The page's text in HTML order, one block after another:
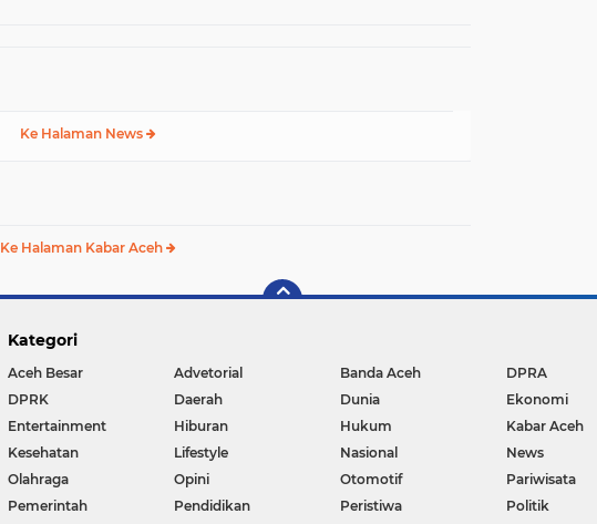
Ke Halaman News
Ke Halaman Kabar Aceh
Kategori
Aceh Besar Advetorial Banda Aceh
DPRA
DPRK
Daerah Dunia
Ekonomi
Entertainment
Hiburan Hukum
Kabar Aceh
Kesehatan
Lifestyle Nasional
News
Olahraga
Opini Otomotif
Pariwisata
Pemerintah
Pendidikan Peristiwa Politik